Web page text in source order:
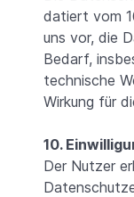
datiert vom
uns vor, die
Bedarf,
technische
Wirkung für
10.
Der Nutzer